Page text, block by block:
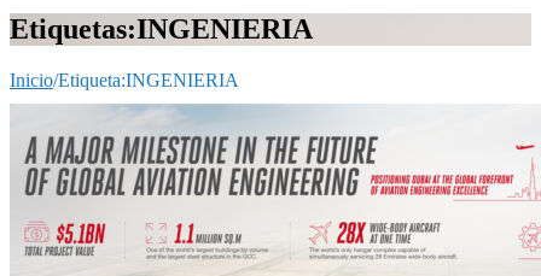
Etiquetas:INGENIERIA
Inicio/Etiqueta:INGENIERIA